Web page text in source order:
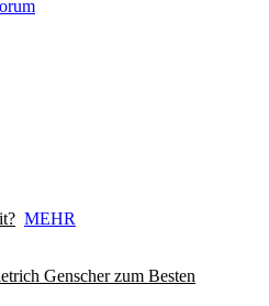
MEHR
Genscher zum Besten